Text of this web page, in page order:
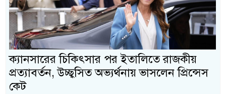
ক্যানসারের চিকিৎসার পর ইতালিতে রাজকীয়
প্রত্যাবর্তন, উচ্ছ্বসিত অভ্যর্থনায় ভাসলেন প্রিন্সেস
কেট